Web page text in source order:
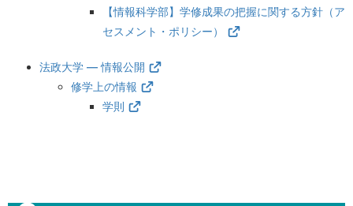
【情報科学部】学修成果の把握に関する方針（ア
セスメント・ポリシー）
法政大学 ― 情報公開
修学上の情報
学則